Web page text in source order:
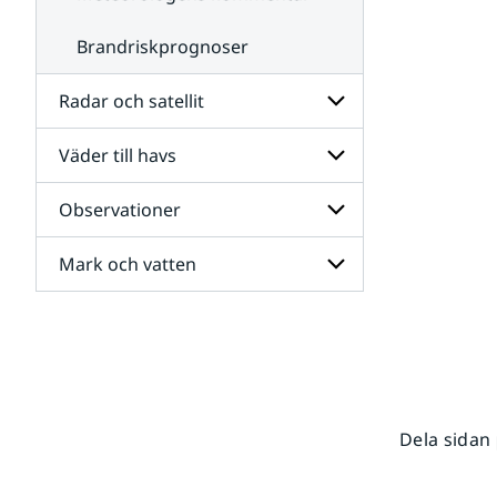
Brandriskprognoser
Radar och satellit
Undersidor
för
Radar
och
satellit
Väder till havs
Undersidor
för
Väder
till
havs
Observationer
Undersidor
för
Mark och vatten
Dela sidan